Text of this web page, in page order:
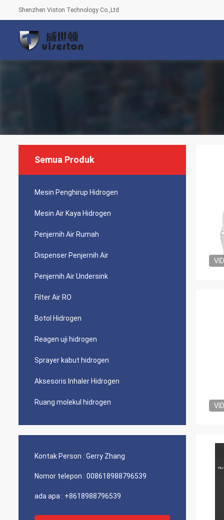
Shenzhen Viston Technology Co.,Ltd
Semua Produk
Mesin Penghirup Hidrogen
Mesin Air Kaya Hidrogen
Penjernih Air Rumah
Dispenser Penjernih Air
Penjernih Air Undersink
Filter Air RO
Botol Hidrogen
Reagen uji hidrogen
Sprayer kabut hidrogen
Aksesoris Inhaler Hidrogen
Ruang molekul hidrogen
Kontak Person : Gerry Zhang
Nomor telepon : 008618988796539
ada apa : +8618988796539